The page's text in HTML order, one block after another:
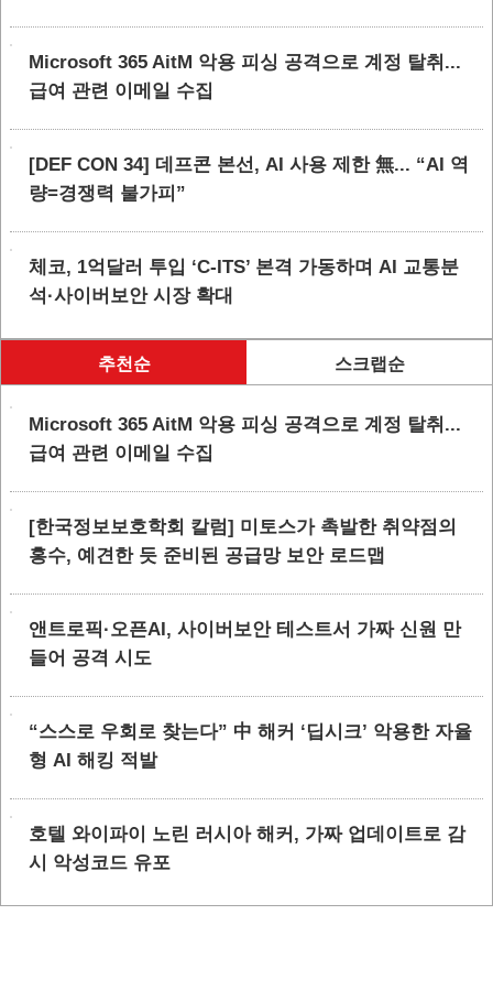
Microsoft 365 AitM 악용 피싱 공격으로 계정 탈취...
급여 관련 이메일 수집
[DEF CON 34] 데프콘 본선, AI 사용 제한 無... “AI 역
량=경쟁력 불가피”
체코, 1억달러 투입 ‘C-ITS’ 본격 가동하며 AI 교통분
석·사이버보안 시장 확대
추천순 스크랩순
Microsoft 365 AitM 악용 피싱 공격으로 계정 탈취...
급여 관련 이메일 수집
[한국정보보호학회 칼럼] 미토스가 촉발한 취약점의
홍수, 예견한 듯 준비된 공급망 보안 로드맵
앤트로픽·오픈AI, 사이버보안 테스트서 가짜 신원 만
들어 공격 시도
“스스로 우회로 찾는다” 中 해커 ‘딥시크’ 악용한 자율
형 AI 해킹 적발
호텔 와이파이 노린 러시아 해커, 가짜 업데이트로 감
시 악성코드 유포